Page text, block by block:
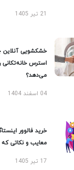
21 تیر 1405
خشکشویی آنلاین
استرس خانه‌تکانی
می‌دهد؟
04 اسفند 1404
خرید فالوور
معایب و نکاتی که
17 تیر 1405